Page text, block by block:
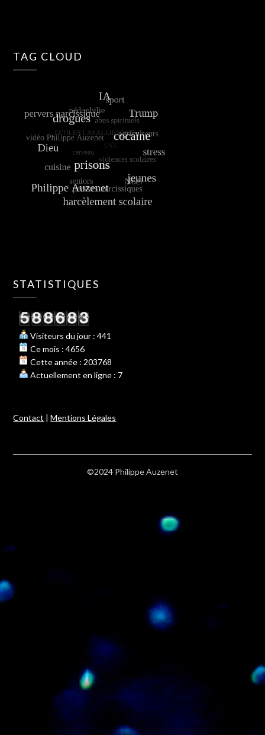
TAG CLOUD
STATISTIQUES
Visiteurs du jour : 441
Ce mois : 4656
Cette année : 203768
Actuellement en ligne : 7
Contact |Mentions Légales
©2024 Philippe Auzenet